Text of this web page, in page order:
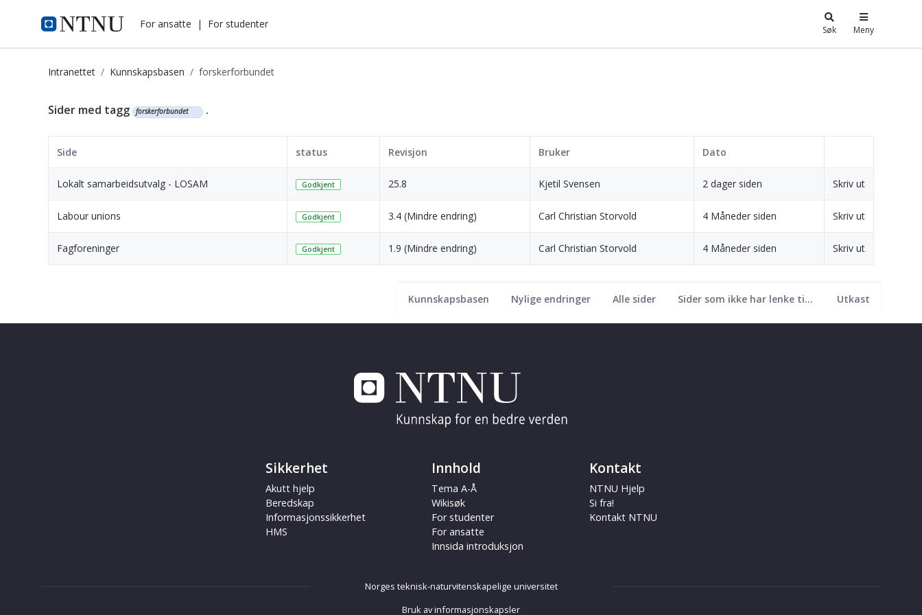
i.ntnu.no For ansatte | For studenter Søk Meny
Intranettet Kunnskapsbasen forskerforbundet
Kunnskapsbasen
Kunnskapsbasen Nylige endringer Alle sider Sider som ikke har lenke til seg Utkast
Sider med tagg forskerforbundet .
Side status Revisjon Bruker Dato
Lokalt samarbeidsutvalg - LOSAM Godkjent 25.8 Kjetil Svensen 2 dager siden Skriv ut
Labour unions Godkjent 3.4 (Mindre endring) Carl Christian Storvold 4 Måneder siden Skriv ut
Fagforeninger Godkjent 1.9 (Mindre endring) Carl Christian Storvold 4 Måneder siden Skriv ut
Sikkerhet
Akutt hjelp
Beredskap
Informasjonssikkerhet
HMS
Innhold
Tema A-Å
Wikisøk
For studenter
For ansatte
Innsida introduksjon
Kontakt
NTNU Hjelp
Si fra!
Kontakt NTNU
Norges teknisk-naturvitenskapelige universitet
Bruk av informasjonskapsler